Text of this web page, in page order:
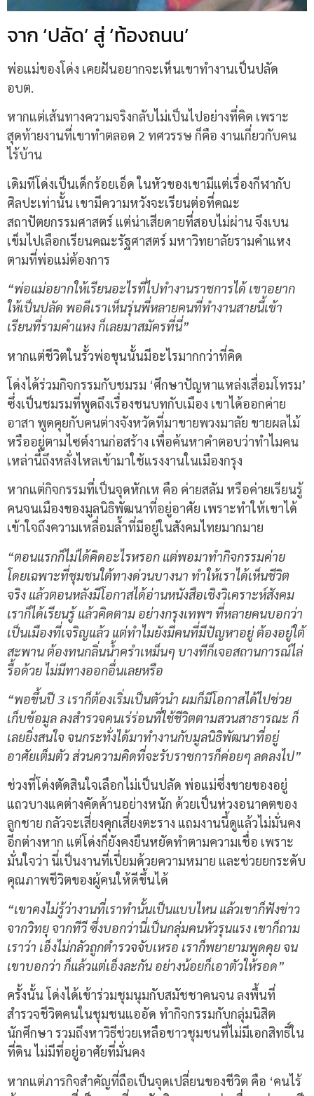
จาก ‘ปลัด’ สู่ ‘ท้องถนน’
พ่อแม่ของโด่ง เคยฝันอยากจะเห็นเขาทำงานเป็นปลัด
อบต.
หากแต่เส้นทางความจริงกลับไม่เป็นไปอย่างที่คิด เพราะ
สุดท้ายงานที่เขาทำตลอด 2 ทศวรรษ ก็คือ งานเกี่ยวกับคน
ไร้บ้าน
เดิมทีโด่งเป็นเด็กร้อยเอ็ด ในหัวของเขามีแต่เรื่องกีฬากับ
ศิลปะเท่านั้น เขามีความหวังจะเรียนต่อที่คณะ
สถาปัตยกรรมศาสตร์ แต่น่าเสียดายที่สอบไม่ผ่าน จึงเบน
เข็มไปเลือกเรียนคณะรัฐศาสตร์ มหาวิทยาลัยรามคำแหง
ตามที่พ่อแม่ต้องการ
“พ่อแม่อยากให้เรียนอะไรที่ไปทำงานราชการได้ เขาอยาก
ให้เป็นปลัด พอดีเราเห็นรุ่นพี่หลายคนที่ทำงานสายนี้เข้า
เรียนที่รามคำแหง ก็เลยมาสมัครที่นี่”
หากแต่ชีวิตในรั้วพ่อขุนนั้นมีอะไรมากกว่าที่คิด
โด่งได้ร่วมกิจกรรมกับชมรม ‘ศึกษาปัญหาแหล่งเสื่อมโทรม’
ซึ่งเป็นชมรมที่พูดถึงเรื่องชนบทกับเมือง เขาได้ออกค่าย
อาสา พูดคุยกับคนต่างจังหวัดที่มาขายพวงมาลัย ขายผลไม้
หรืออยู่ตามไซต์งานก่อสร้าง เพื่อค้นหาคำตอบว่าทำไมคน
เหล่านี้ถึงหลั่งไหลเข้ามาใช้แรงงานในเมืองกรุง
หากแต่กิจกรรมที่เป็นจุดหักเห คือ ค่ายสลัม หรือค่ายเรียนรู้
คนจนเมืองของมูลนิธิพัฒนาที่อยู่อาศัย เพราะทำให้เขาได้
เข้าใจถึงความเหลื่อมล้ำที่มีอยู่ในสังคมไทยมากมาย
“ตอนแรกก็ไม่ได้คิดอะไรหรอก แต่พอมาทำกิจกรรมค่าย
โดยเฉพาะที่ชุมชนใต้ทางด่วนบางนา ทำให้เราได้เห็นชีวิต
จริง แล้วตอนหลังมีโอกาสได้อ่านหนังสือเชิงวิเคราะห์สังคม
เราก็ได้เรียนรู้ แล้วคิดตาม อย่างกรุงเทพฯ ที่หลายคนบอกว่า
เป็นเมืองที่เจริญแล้ว แต่ทำไมยังมีคนที่มีปัญหาอยู่ ต้องอยู่ใต้
สะพาน ต้องทนกลิ่นน้ำครำเหม็นๆ บางทีก็เจอสถานการณ์ไล่
รื้อด้วย ไม่มีทางออกอื่นเลยหรือ
“พอขึ้นปี 3 เราก็ต้องเริ่มเป็นตัวนำ ผมก็มีโอกาสได้ไปช่วย
เก็บข้อมูล ลงสำรวจคนเร่ร่อนที่ใช้ชีวิตตามสวนสาธารณะ ก็
เลยยิ่งสนใจ จนกระทั่งได้มาทำงานกับมูลนิธิพัฒนาที่อยู่
อาศัยเต็มตัว ส่วนความคิดที่จะรับราชการก็ค่อยๆ ลดลงไป”
ช่วงที่โด่งตัดสินใจเลือกไม่เป็นปลัด พ่อแม่ซึ่งขายของอยู่
แถวบางแคต่างคัดค้านอย่างหนัก ด้วยเป็นห่วงอนาคตของ
ลูกชาย กลัวจะเสี่ยงคุกเสี่ยงตะราง แถมงานนี้ดูแล้วไม่มั่นคง
อีกต่างหาก แต่โด่งก็ยังคงยืนหยัดทำตามความเชื่อ เพราะ
มั่นใจว่า นี่เป็นงานที่เปี่ยมด้วยความหมาย และช่วยยกระดับ
คุณภาพชีวิตของผู้คนให้ดีขึ้นได้
“เขาคงไม่รู้ว่างานที่เราทำนั้นเป็นแบบไหน แล้วเขาก็ฟังข่าว
จากวิทยุ จากทีวี ซึ่งบอกว่านี่เป็นกลุ่มคนหัวรุนแรง เขาก็ถาม
เราว่า เอ็งไม่กลัวถูกตำรวจจับเหรอ เราก็พยายามพูดคุย จน
เขาบอกว่า ก็แล้วแต่เอ็งละกัน อย่างน้อยก็เอาตัวให้รอด”
ครั้งนั้น โด่งได้เข้าร่วมชุมนุมกับสมัชชาคนจน ลงพื้นที่
สำรวจชีวิตคนในชุมชนแออัด ทำกิจกรรมกับกลุ่มนิสิต
นักศึกษา รวมถึงหาวิธีช่วยเหลือชาวชุมชนที่ไม่มีเอกสิทธิ์ใน
ที่ดิน ไม่มีที่อยู่อาศัยที่มั่นคง
หากแต่ภารกิจสำคัญที่ถือเป็นจุดเปลี่ยนของชีวิต คือ ‘คนไร้